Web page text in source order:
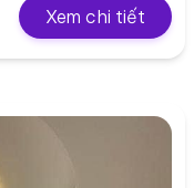
Xem chi tiết